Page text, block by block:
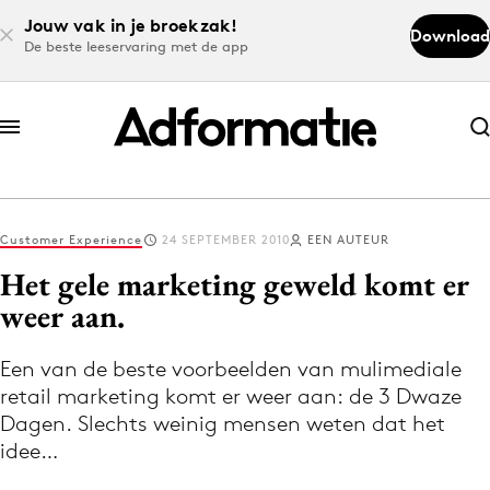
Jouw vak in je broekzak!
De beste leeservaring met de app
Download
Abonneer nu
Abonneer nu
Log in
Volg het laatste nieuws via de Adformatie
Nieuws app
Customer Experience 24 SEPTEMBER 2010 EEN AUTEUR
Het gele marketing geweld komt er
weer aan.
Een van de beste voorbeelden van mulimediale
retail marketing komt er weer aan: de 3 Dwaze
Dagen. Slechts weinig mensen weten dat het
idee…